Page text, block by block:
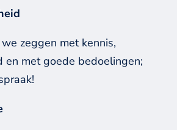
zeggen met kennis,
en met goede bedoelingen;